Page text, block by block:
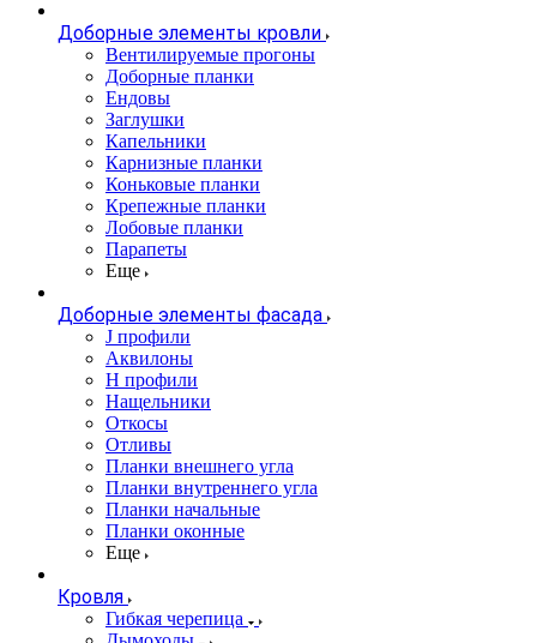
Доборные элементы кровли
Вентилируемые прогоны
Доборные планки
Ендовы
Заглушки
Капельники
Карнизные планки
Коньковые планки
Крепежные планки
Лобовые планки
Парапеты
Еще
Доборные элементы фасада
J профили
Аквилоны
Н профили
Нащельники
Откосы
Отливы
Планки внешнего угла
Планки внутреннего угла
Планки начальные
Планки оконные
Еще
Кровля
Гибкая черепица